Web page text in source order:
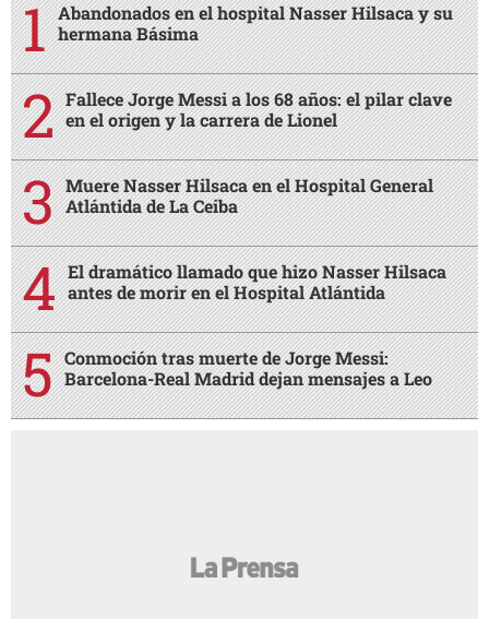
Abandonados en el hospital Nasser Hilsaca y su
hermana Básima
Fallece Jorge Messi a los 68 años: el pilar clave
en el origen y la carrera de Lionel
Muere Nasser Hilsaca en el Hospital General
Atlántida de La Ceiba
El dramático llamado que hizo Nasser Hilsaca
antes de morir en el Hospital Atlántida
Conmoción tras muerte de Jorge Messi:
Barcelona-Real Madrid dejan mensajes a Leo